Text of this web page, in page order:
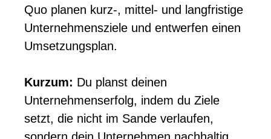
Quo planen kurz-, mittel- und langfristige
Unternehmensziele und entwerfen einen
Umsetzungsplan.
Kurzum: Du planst deinen
Unternehmenserfolg, indem du Ziele
setzt, die nicht im Sande verlaufen,